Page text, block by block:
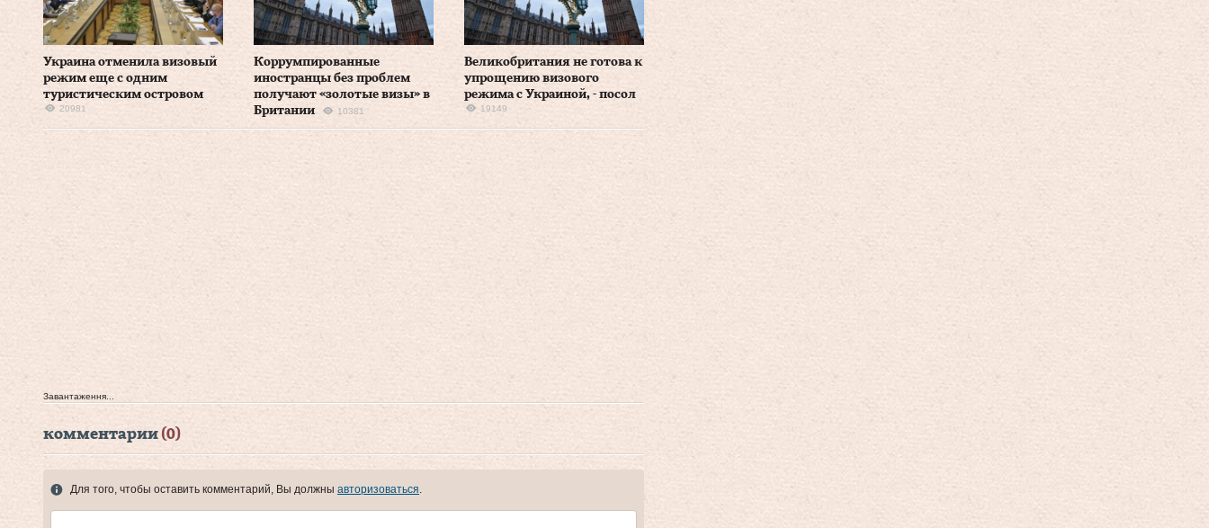
Украина отменила визовый
режим еще с одним
туристическим островом
20981
Коррумпированные
иностранцы без проблем
получают «золотые визы» в
Британии
10381
Великобритания не готова к
упрощению визового
режима с Украиной, - посол
19149
Завантаження...
комментарии (0)
Для того, чтобы оставить комментарий, Вы должны авторизоваться